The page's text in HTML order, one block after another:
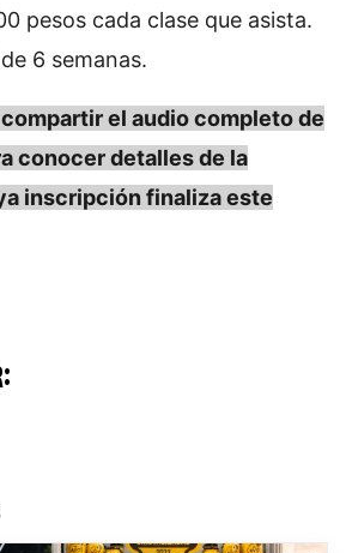
pesos cada clase que asista.
6 semanas.
el audio completo de
conocer detalles de la
inscripción finaliza este